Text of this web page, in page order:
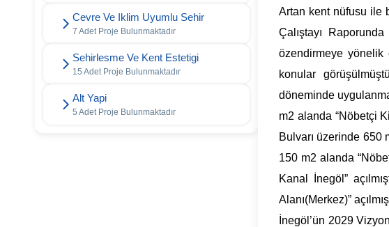
Cevre Ve Iklim Uyumlu Sehir
7 Adet Proje Bulunmaktadır
Sehirlesme Ve Kent Estetigi
15 Adet Proje Bulunmaktadır
Alt Yapi
5 Adet Proje Bulunmaktadır
Artan kent nüfusu ile
Çalıştayı
özendirmeye yönelik
konular
döneminde
m2 alanda “Nöbetçi
Bulvarı üzerinde 650
150 m2 alanda
Kanal İnegöl”
Alanı(Merkez)”
İnegöl’ün 2029